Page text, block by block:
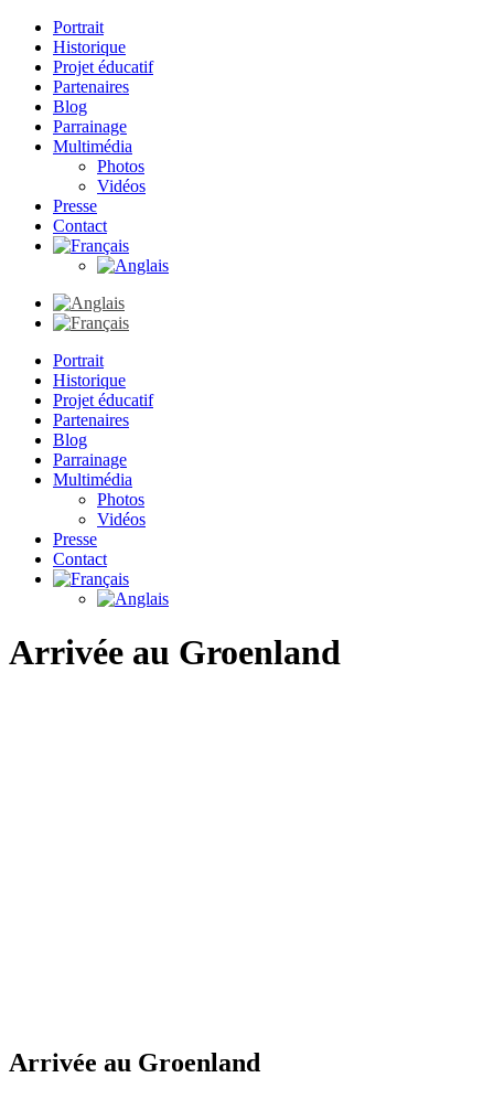
Portrait
Historique
Projet éducatif
Partenaires
Blog
Parrainage
Multimédia
Photos
Vidéos
Presse
Contact
Portrait
Historique
Projet éducatif
Partenaires
Blog
Parrainage
Multimédia
Photos
Vidéos
Presse
Contact
Arrivée au Groenland
Arrivée au Groenland